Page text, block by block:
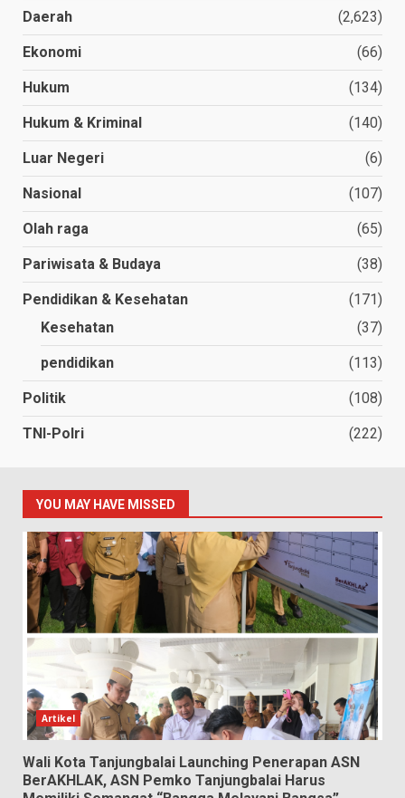
Daerah (2,623)
Ekonomi (66)
Hukum (134)
Hukum & Kriminal (140)
Luar Negeri (6)
Nasional (107)
Olah raga (65)
Pariwisata & Budaya (38)
Pendidikan & Kesehatan
(171)
Kesehatan
(37)
pendidikan (113)
Politik (108)
TNI-Polri (222)
YOU MAY HAVE MISSED
Artikel
Wali Kota Tanjungbalai Launching Penerapan ASN
BerAKHLAK, ASN Pemko Tanjungbalai Harus